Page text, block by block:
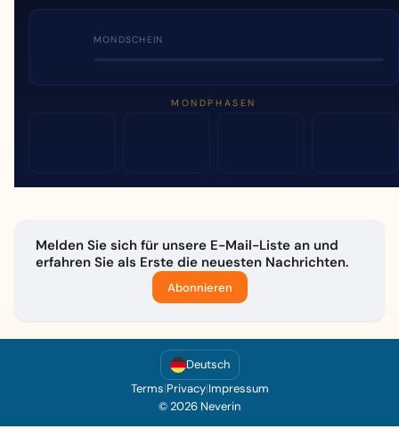
MONDSCHEIN
MONDPHASEN
Melden Sie sich für unsere E-Mail-Liste an und
erfahren Sie als Erste die neuesten Nachrichten.
Abonnieren
Deutsch
Terms|Privacy|Impressum
© 2026 Neverin